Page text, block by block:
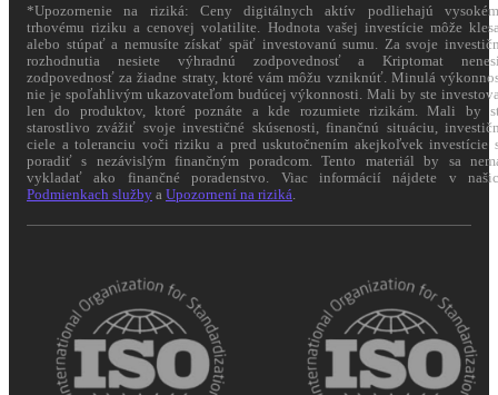
*Upozornenie na riziká: Ceny digitálnych aktív podliehajú
trhovému riziku a cenovej volatilite. Hodnota vašej investície môže
alebo stúpať a nemusíte získať späť investovanú sumu. Za svoje
rozhodnutia nesiete výhradnú zodpovednosť a Kriptomat
zodpovednosť za žiadne straty, ktoré vám môžu vzniknúť. Minulá
nie je spoľahlivým ukazovateľom budúcej výkonnosti. Mali by ste
len do produktov, ktoré poznáte a kde rozumiete rizikám. Mali by
starostlivo zvážiť svoje investičné skúsenosti, finančnú situáciu,
ciele a toleranciu voči riziku a pred uskutočnením akejkoľvek investície
poradiť s nezávislým finančným poradcom. Tento materiál by sa
vykladať ako finančné poradenstvo. Viac informácií nájdete v
Podmienkach služby a Upozornení na riziká